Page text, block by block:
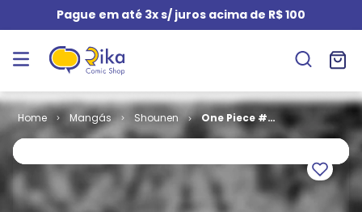
Pague em até 3x s/ juros acima de R$ 100
Mangás Shounen
One Piece #